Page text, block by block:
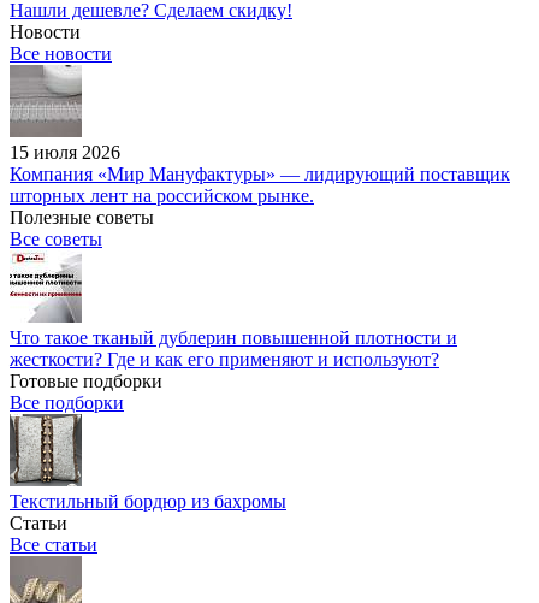
Нашли дешевле? Сделаем скидку!
Новости
Все новости
15 июля 2026
Компания «Мир Мануфактуры» — лидирующий поставщик
шторных лент на российском рынке.
Полезные советы
Все советы
Что такое тканый дублерин повышенной плотности и
жесткости? Где и как его применяют и используют?
Готовые подборки
Все подборки
Текстильный бордюр из бахромы
Статьи
Все статьи